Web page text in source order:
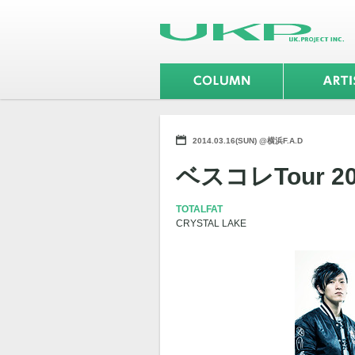
2014.03.16(SUN) @横浜F.A.D
ベスコレTour
TOTALFAT
CRYSTAL LAKE